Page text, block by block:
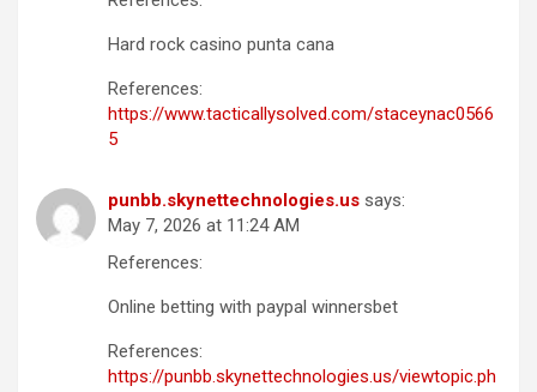
Hard rock casino punta cana
References:
https://www.tacticallysolved.com/staceynac0566
5
punbb.skynettechnologies.us says:
May 7, 2026 at 11:24 AM
References:
Online betting with paypal winnersbet
References:
https://punbb.skynettechnologies.us/viewtopic.ph